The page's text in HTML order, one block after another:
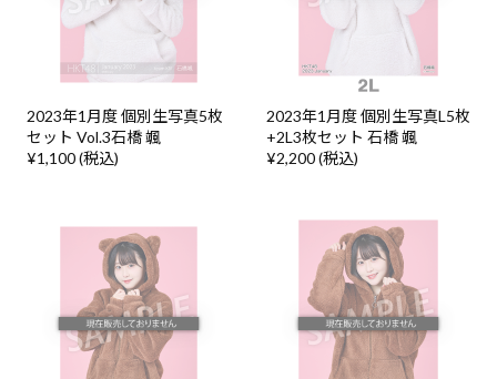
2023年1月度 個別生写真5枚
セット Vol.3石橋 颯
¥1,100 (税込)
2023年1月度 個別生写真L5枚
+2L3枚セット 石橋 颯
¥2,200 (税込)